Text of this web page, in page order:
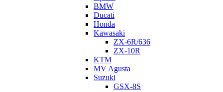
BMW
Ducati
Honda
Kawasaki
ZX-6R/636
ZX-10R
KTM
MV Agusta
Suzuki
GSX-8S